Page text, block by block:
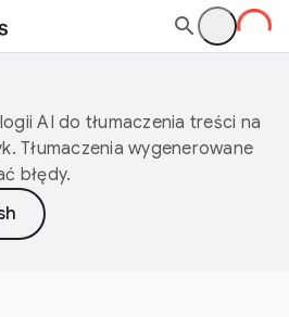
AI do tłumaczenia treści na
Tłumaczenia wygenerowane
błędy.